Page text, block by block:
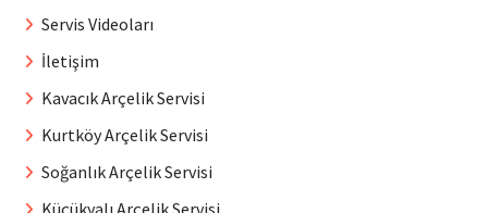
Servis Videoları
İletişim
Kavacık Arçelik Servisi
Kurtköy Arçelik Servisi
Soğanlık Arçelik Servisi